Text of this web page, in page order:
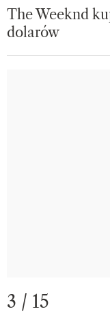
The Weeknd
dolarów
3 / 15